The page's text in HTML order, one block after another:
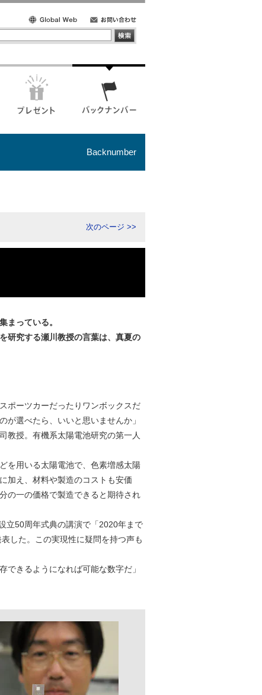
Backnumber
次のページ >>
まっている。
研究する瀬川教授の言葉は、真夏の
ポーツカーだったりワンボックスだ
が選べたら、いいと思いませんか」
教授。有機系太陽電池研究の第一人
を用いる太陽電池で、色素増感太陽
加え、材料や製造のコストも安価
の一の価格で製造できると期待され
立50周年式典の講演で「2020年まで
した。この実現性に疑問を持つ声も
できるようになれば可能な数字だ」